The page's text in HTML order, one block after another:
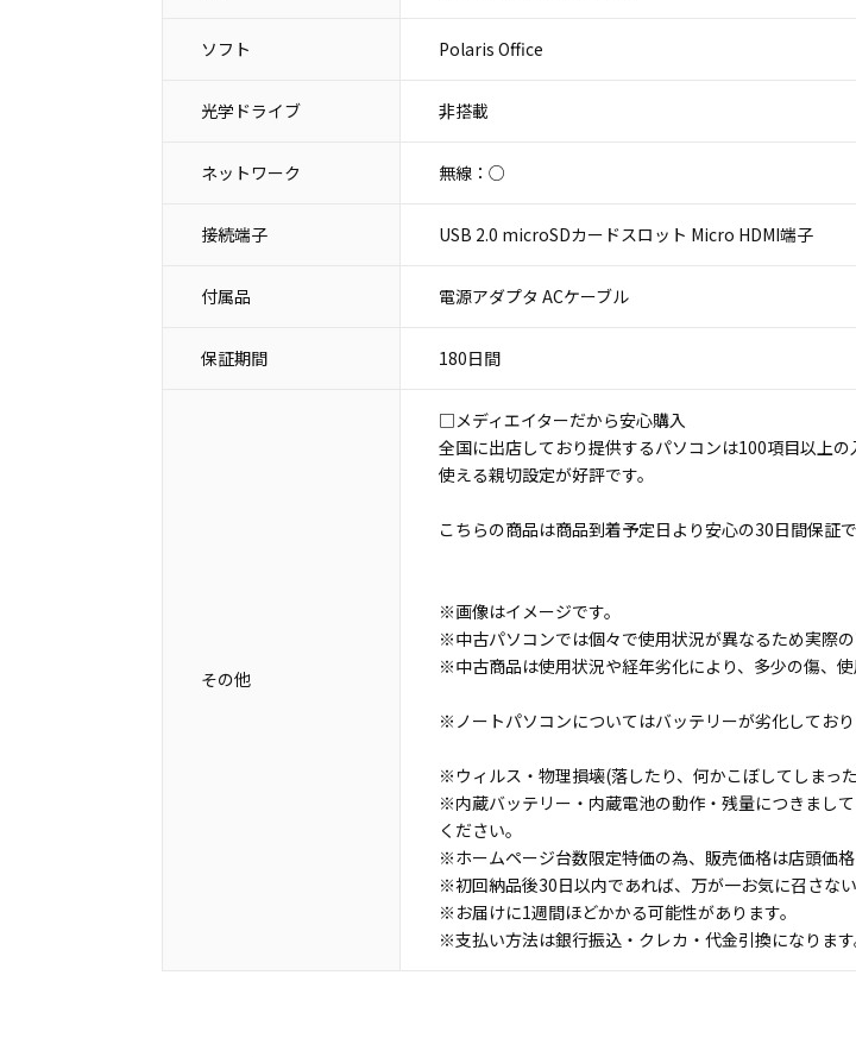
ソフト Polaris Office
光学ドライブ 非搭載
ネットワーク 無線：○
接続端子 USB 2.0 microSDカードスロット Micro HDMI端子
付属品 電源アダプタ ACケーブル
保証期間 180日間
その他
□メディエイターだから安心購入
全国に出店しており提供するパソコンは100項目以上
使える親切設定が好評です。
こちらの商品は商品到着予定日より安心の30日間保証で
※画像はイメージです。
※中古パソコンでは個々で使用状況が異なるため実際の
※中古商品は使用状況や経年劣化により、多少の傷、使
※ノートパソコンについてはバッテリーが劣化してお
※ウィルス・物理損壊(落したり、何かこぼしてしまっ
※内蔵バッテリー・内蔵電池の動作・残量につきまし
ください。
※ホームページ台数限定特価の為、販売価格は店頭価格
※初回納品後30日以内であれば、万が一お気に召さな
※お届けに1週間ほどかかる可能性があります。
※支払い方法は銀行振込・クレカ・代金引換になりま